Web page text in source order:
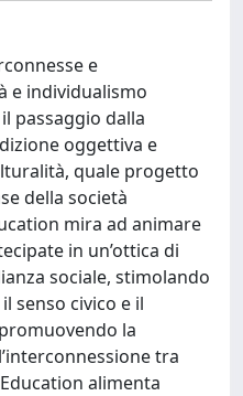
e
e individualismo
passaggio dalla
oggettiva e
quale progetto
della società
mira ad animare
in un’ottica di
sociale, stimolando
senso civico e il
la
tra
alimenta